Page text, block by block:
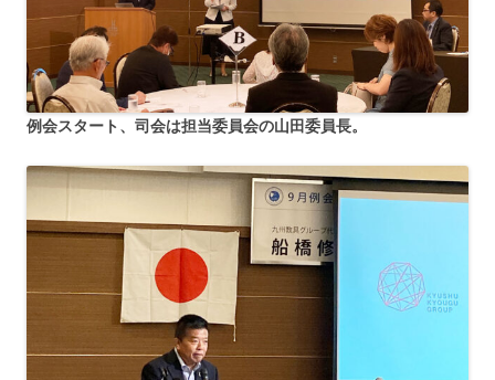
例会スタート、司会は担当委員会の山田委員長。